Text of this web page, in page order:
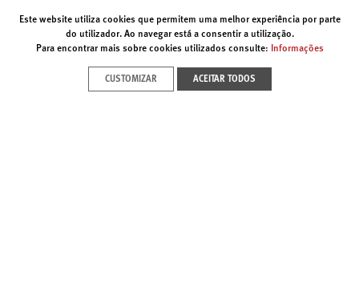
Este website utiliza cookies que permitem uma melhor experiência por parte
do utilizador. Ao navegar está a consentir a utilização.
Para encontrar mais sobre cookies utilizados consulte: Informações
CUSTOMIZAR ACEITAR TODOS